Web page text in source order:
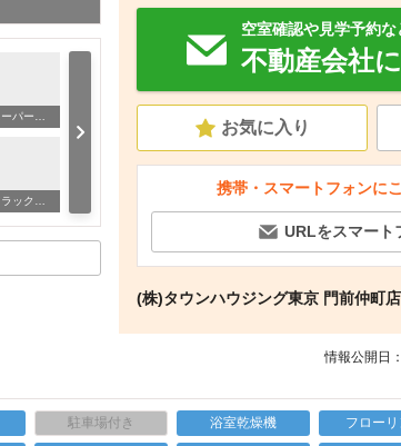
スーパー まいばすけっと（スーパー）まで600m
空室確認や見学予約な
不動産会社
お気に入り
携帯・スマートフォンに
URLをスマート
(株)タウンハウジング東京 門前仲町店
情報公開日
駐車場付き 浴室乾燥機 フロー